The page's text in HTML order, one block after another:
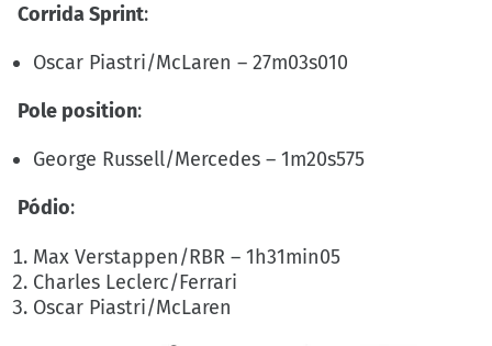
Corrida Sprint:
Oscar Piastri/McLaren – 27m03s010
Pole position:
George Russell/Mercedes – 1m20s575
Pódio:
Max Verstappen/RBR – 1h31min05
Charles Leclerc/Ferrari
Oscar Piastri/McLaren